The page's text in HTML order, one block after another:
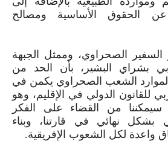
عن الحقوق الأساسية ومصالح
الصحراوي، وممثل الجبهة
بشراي البشير، بأن الحد من
لموارد الشعب الصحراوي يكمن في
للقانون الدولي في الإقليم، وهو
من القضاء على الفكر
بشكل نهائي في قارتنا، وبناء
واعدة لكل الشعوب الإفريقية.